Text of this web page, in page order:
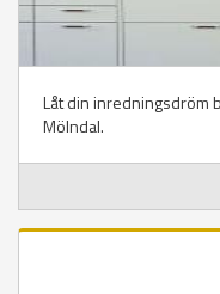
Låt din inredningsdröm
Mölndal.